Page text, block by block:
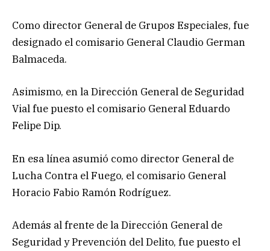
Como director General de Grupos Especiales, fue
designado el comisario General Claudio German
Balmaceda.
Asimismo, en la Dirección General de Seguridad
Vial fue puesto el comisario General Eduardo
Felipe Dip.
En esa línea asumió como director General de
Lucha Contra el Fuego, el comisario General
Horacio Fabio Ramón Rodríguez.
Además al frente de la Dirección General de
Seguridad y Prevención del Delito, fue puesto el